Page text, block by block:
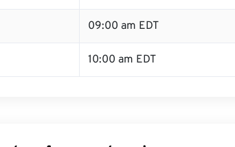
09:00 am EDT
10:00 am EDT